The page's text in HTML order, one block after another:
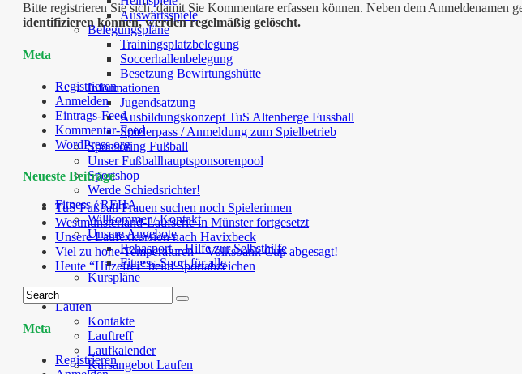
Auswärtsspiele
Belegungspläne
Trainingsplatzbelegung
Soccerhallenbelegung
Besetzung Bewirtungshütte
Informationen
Jugendsatzung
Ausbildungskonzept TuS Altenberge Fussball
Spielerpass / Anmeldung zum Spielbetrieb
Sponsoring Fußball
Unser Fußballhauptsponsorenpool
Sportshop
Werde Schiedsrichter!
Fitness / REHA
Willkommen/ Kontakt
Unsere Angebote
Rehasport – Hilfe zur Selbsthilfe
Fitness-Sport für alle
Kurspläne
Kooperationen
Laufen
Kontakte
Lauftreff
Laufkalender
Kursangebot Laufen
Bitte registrieren Sie sich, damit Sie Kommentare erfassen können. Neben dem Anmeldenamen
identifizieren können, werden regelmäßig gelöscht.
Meta
Registrieren
Anmelden
Eintrags-Feed
Kommentar-Feed
WordPress.org
Neueste Beiträge
TuS Fußball Frauen suchen noch Spielerinnen
Westmünsterland-Laufserie in Münster fortgesetzt
Unsere Laufexkursion nach Havixbeck
Viel zu hohe Temperaturen – Volksbank Cup abgesagt!
Heute “Hitzefrei” beim Sportabzeichen
Meta
Registrieren